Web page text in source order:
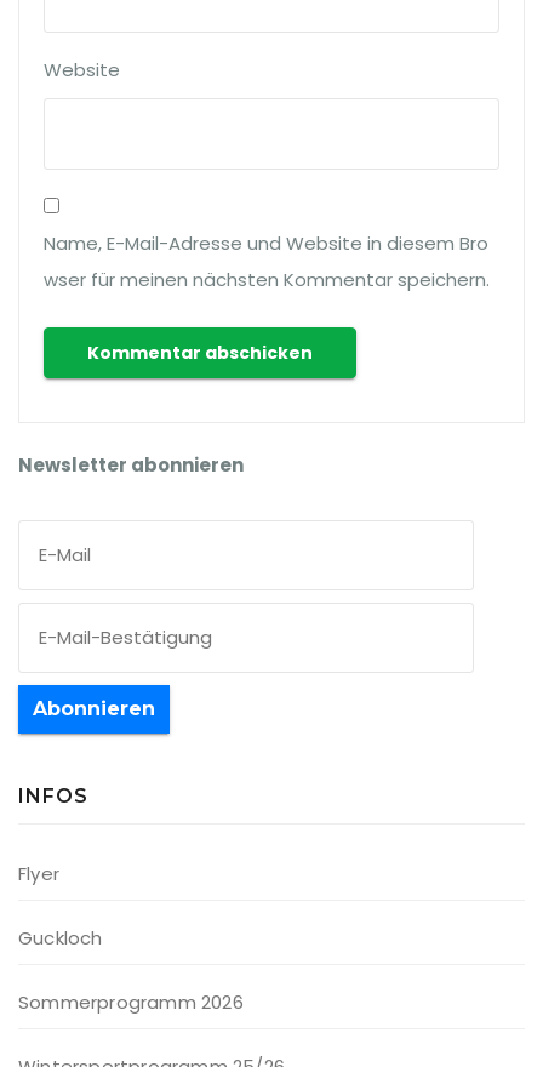
Website
Name, E-Mail-Adresse und Website in diesem Bro
wser für meinen nächsten Kommentar speichern.
Newsletter abonnieren
Abonnieren
INFOS
Flyer
Guckloch
Sommerprogramm 2026